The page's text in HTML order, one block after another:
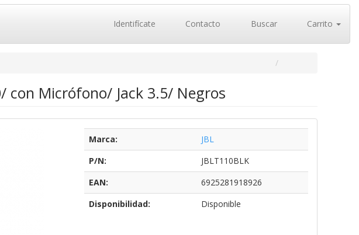
Identifícate Contacto Buscar Carrito
con Micrófono/ Jack 3.5/ Negros
Marca:
JBL
P/N:
JBLT110BLK
EAN:
6925281918926
Disponibilidad:
Disponible